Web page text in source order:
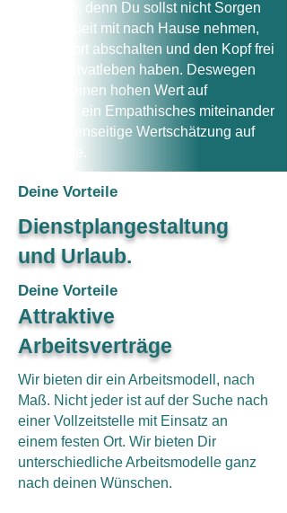
nicht allein, denn Du sollst nicht Sorgen
von der Arbeit mit nach Hause nehmen,
sondern dort abschalten und den Kopf frei
für Dein Privatleben haben. Deswegen
legen wir einen hohen Wert auf
Teamgeist, ein Empathisches miteinander
sowie gegenseitige Wertschätzung auf
Augenhöhe.
Deine Vorteile
Dienstplangestaltung
und Urlaub.
Deine Vorteile
Attraktive
Arbeitsverträge
Wir bieten dir ein Arbeitsmodell, nach
Maß. Nicht jeder ist auf der Suche nach
einer Vollzeitstelle mit Einsatz an
einem festen Ort. Wir bieten Dir
unterschiedliche Arbeitsmodelle ganz
nach deinen Wünschen.